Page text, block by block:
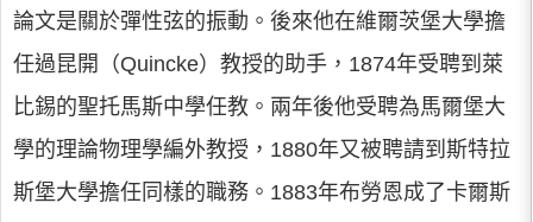
論文是關於彈性弦的振動。後來他在維爾茨堡大學擔
任過昆開（Quincke）教授的助手，1874年受聘到萊
比錫的聖托馬斯中學任教。兩年後他受聘為馬爾堡大
學的理論物理學編外教授，1880年又被聘請到斯特拉
斯堡大學擔任同樣的職務。1883年布勞恩成了卡爾斯